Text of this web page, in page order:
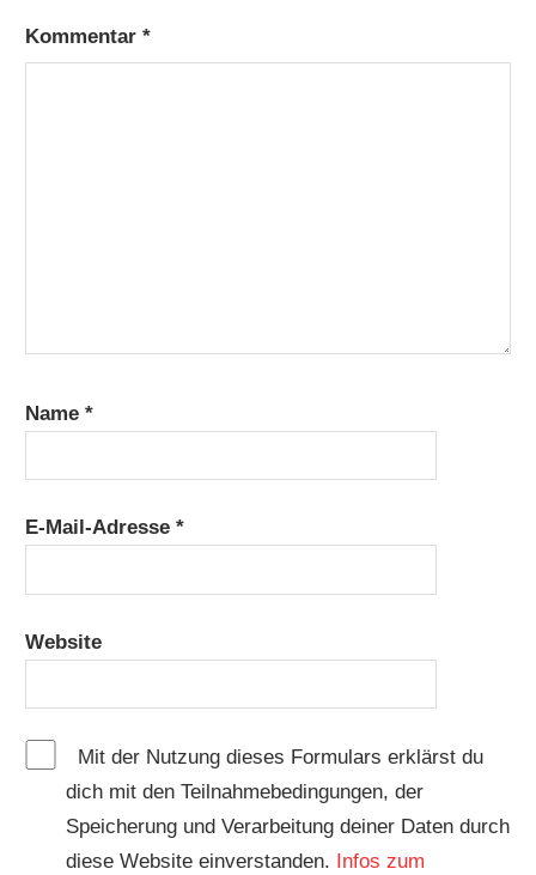
Kommentar*
Name*
E-Mail-Adresse*
Website
Mit der Nutzung dieses Formulars erklärst du
dich mit den Teilnahmebedingungen, der
Speicherung und Verarbeitung deiner Daten durch
diese Website einverstanden. Infos zum